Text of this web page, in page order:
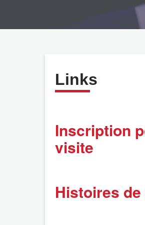
Links
Inscription
visite
Histoires